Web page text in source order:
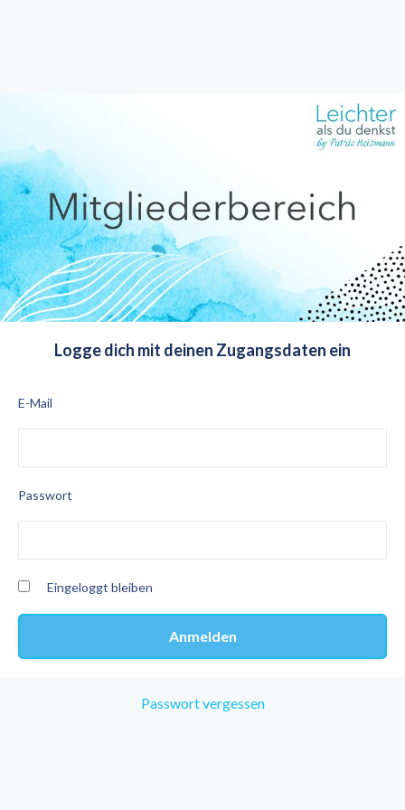
Logge dich mit deinen Zugangsdaten ein
E-Mail
Passwort
Eingeloggt bleiben
Passwort vergessen